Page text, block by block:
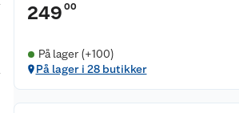
249 00
På lager (+100)
På lager i 28 butikker